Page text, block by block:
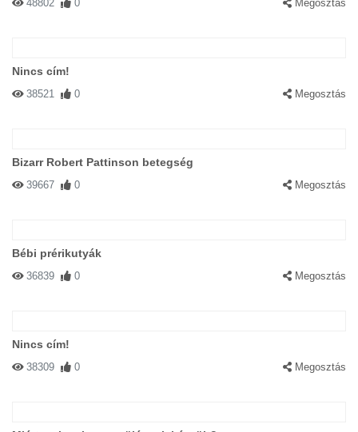
48802 0 Megosztás
Nincs cím!
38521 0 Megosztás
Bizarr Robert Pattinson betegség
39667 0 Megosztás
Bébi prérikutyák
36839 0 Megosztás
Nincs cím!
38309 0 Megosztás